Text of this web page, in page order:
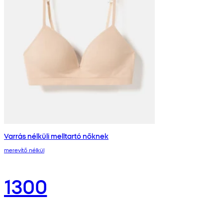
Varrás nélküli melltartó nőknek
merevítő nélkül
1300